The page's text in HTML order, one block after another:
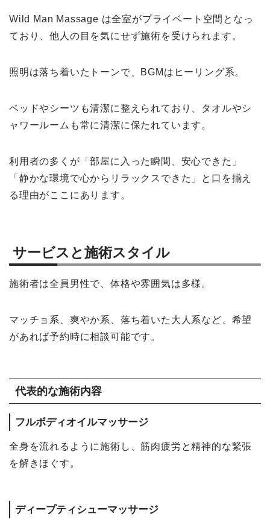
Wild Man Massage は全室がプライベート空間となっ
ており、他人の目を気にせず施術を受けられます。
照明は落ち着いたトーンで、BGMはヒーリング系。
ベッドやシーツも清潔に整えられており、タオルやシ
ャワールームも常に清潔に保たれています。
利用者の多くが「部屋に入った瞬間、安心できた」
「静かな環境で心からリラックスできた」と口を揃え
る理由がここにあります。
サービスと施術スタイル
施術者は全員男性で、体格や雰囲気は多様。
マッチョ系、爽やか系、落ち着いた大人系など、希望
があれば予約時に相談可能です。
代表的な施術内容
フルボディオイルマッサージ
全身を流れるように施術し、筋肉疲労と精神的な緊張
を解きほぐす。
ディープティシューマッサージ